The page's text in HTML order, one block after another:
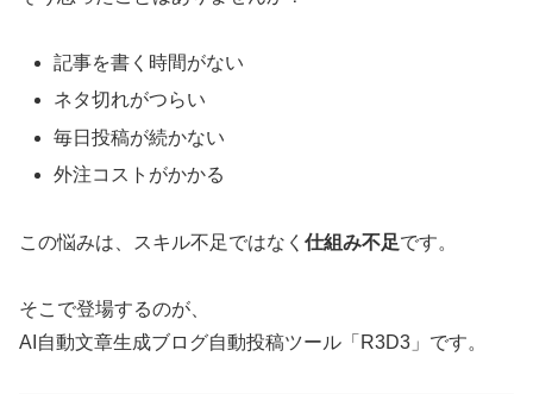
記事を書く時間がない
ネタ切れがつらい
毎日投稿が続かない
外注コストがかかる
この悩みは、スキル不足ではなく 仕組み不足です。
そこで登場するのが、
AI自動文章生成ブログ自動投稿ツール「R3D3」です。